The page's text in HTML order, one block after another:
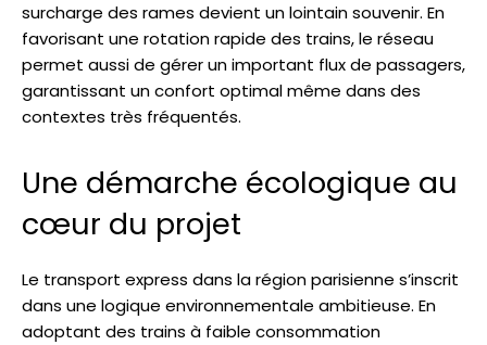
surcharge des rames devient un lointain souvenir. En
favorisant une rotation rapide des trains, le réseau
permet aussi de gérer un important flux de passagers,
garantissant un confort optimal même dans des
contextes très fréquentés.
Une démarche écologique au
cœur du projet
Le transport express dans la région parisienne s’inscrit
dans une logique environnementale ambitieuse. En
adoptant des trains à faible consommation